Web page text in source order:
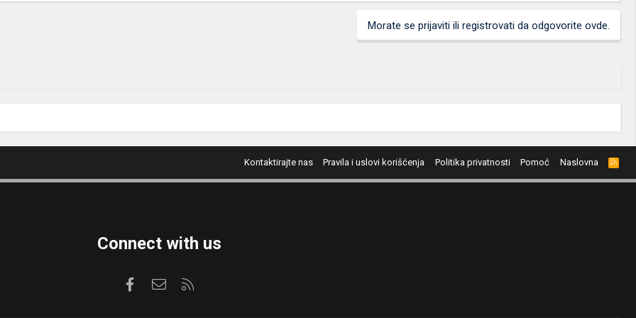
Morate se prijaviti ili registrovati da odgovorite ovde.
Kontaktirajte nas Pravila i uslovi korišćenja Politika privatnosti Pomoć Naslovna
R
S
S
Connect with us
FacebookKontaktirajte nas